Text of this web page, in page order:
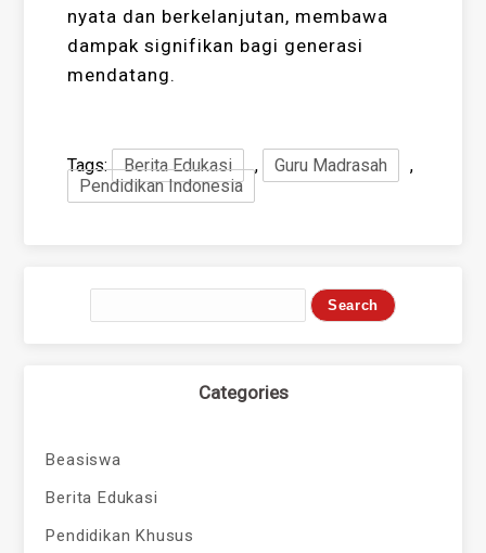
nyata dan berkelanjutan, membawa
dampak signifikan bagi generasi
mendatang.
Tags: Berita Edukasi , Guru Madrasah
,
Pendidikan Indonesia
Categories
Beasiswa
Berita Edukasi
Pendidikan Khusus